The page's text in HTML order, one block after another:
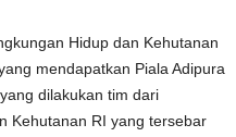
Hidup dan Kehutanan
mendapatkan Piala Adipura
dilakukan tim dari
Kehutanan RI yang tersebar